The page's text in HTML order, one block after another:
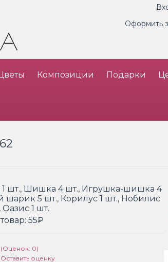
Оформить
Композиции Подарки
1 шт., Шишка 4 шт., Игрушка-шишка 4
шарик 5 шт., Корилус 1 шт., Нобилис
Оазис 1 шт.
55₽
(Оценок: 0)
Оставить оценку